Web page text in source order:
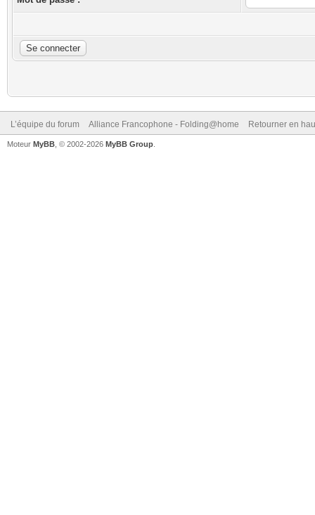
L’équipe du forum Alliance Francophone - Folding@home Retourner en
Moteur MyBB , © 2002-2026 MyBB Group